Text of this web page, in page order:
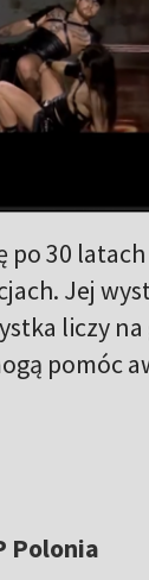
po 30
Jej
liczy na
pomóc
Polonia